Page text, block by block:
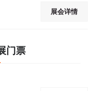
展会详情
门票